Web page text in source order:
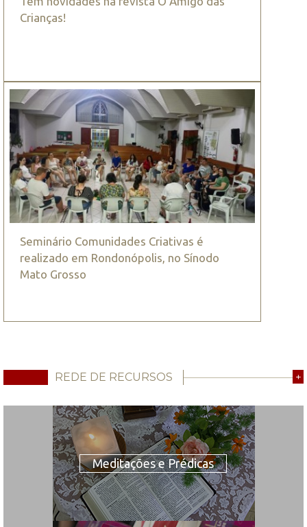
Crianças!
Seminário Comunidades Criativas é
realizado em Rondonópolis, no Sínodo
Mato Grosso
REDE DE RECURSOS +
Meditações e Prédicas